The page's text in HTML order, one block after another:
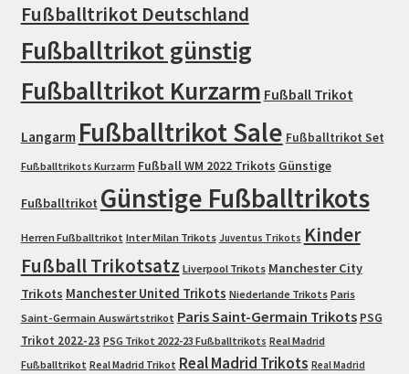
Fußballtrikot Deutschland
Fußballtrikot günstig
Fußballtrikot Kurzarm Fußball Trikot
Langarm Fußballtrikot Sale Fußballtrikot Set
Fußballtrikots Kurzarm Fußball WM 2022 Trikots Günstige
Fußballtrikot Günstige Fußballtrikots
Herren Fußballtrikot Inter Milan Trikots Juventus Trikots Kinder
Fußball Trikotsatz Liverpool Trikots Manchester City
Trikots Manchester United Trikots Niederlande Trikots Paris
Saint-Germain Auswärtstrikot Paris Saint-Germain Trikots PSG
Trikot 2022-23 PSG Trikot 2022-23 Fußballtrikots Real Madrid
Fußballtrikot Real Madrid Trikot Real Madrid Trikots Real Madrid